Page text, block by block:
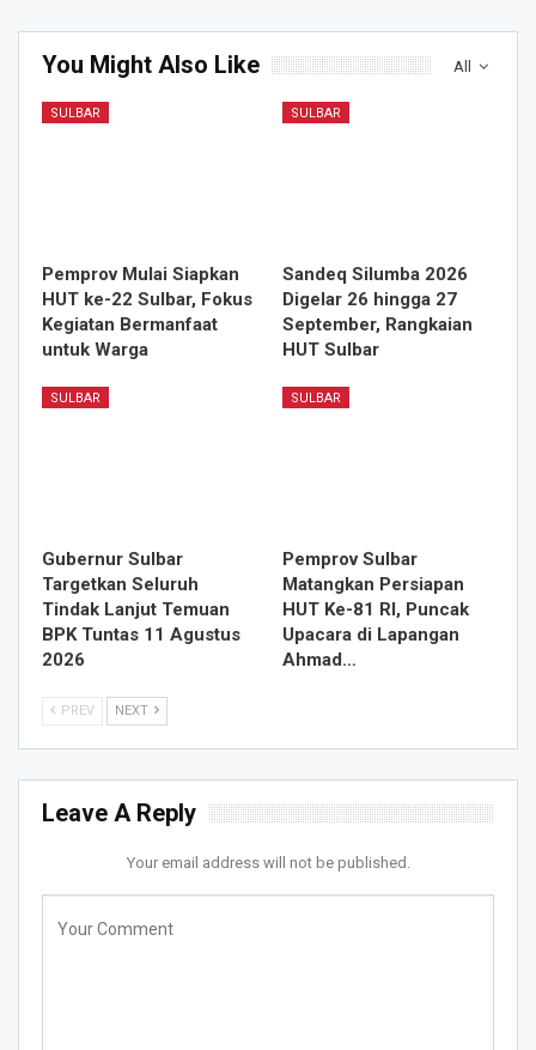
All
You Might Also Like
SULBAR
Pemprov Mulai Siapkan
HUT ke-22 Sulbar, Fokus
Kegiatan Bermanfaat
untuk Warga
SULBAR
Sandeq Silumba 2026
Digelar 26 hingga 27
September, Rangkaian
HUT Sulbar
SULBAR
Gubernur Sulbar
Targetkan Seluruh
Tindak Lanjut Temuan
BPK Tuntas 11 Agustus
2026
SULBAR
Pemprov Sulbar
Matangkan Persiapan
HUT Ke-81 RI, Puncak
Upacara di Lapangan
Ahmad…
PREV NEXT
Leave A Reply
Your email address will not be published.